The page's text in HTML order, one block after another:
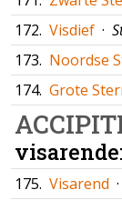
172. Visdief ·
173. Noordse
174. Grote
175. Visarend ·